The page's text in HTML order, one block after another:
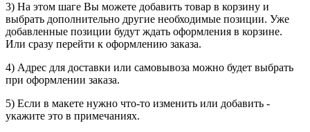
3) На этом шаге Вы можете добавить товар в корзину и
выбрать дополнительно другие необходимые позиции. Уже
добавленные позиции будут ждать оформления в корзине.
Или сразу перейти к оформлению заказа.
4) Адрес для доставки или самовывоза можно будет выбрать
при оформлении заказа.
5) Если в макете нужно что-то изменить или добавить -
укажите это в примечаниях.